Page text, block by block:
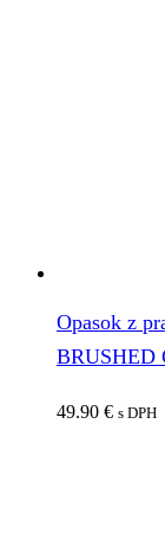
Opasok z
BRUSHED
49.90 € s DPH